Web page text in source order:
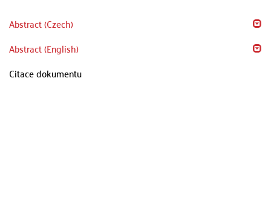
Abstract (Czech)
Abstract (English)
Citace dokumentu